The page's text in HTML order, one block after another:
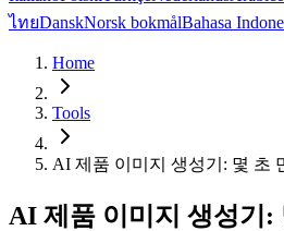
ไทยDanskNorsk bokmålBahasa
Home
Tools
AI 제품 이미지 생성기: 몇 초
AI 제품 이미지 생성기: